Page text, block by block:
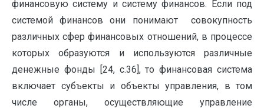
финансовую систему и систему финансов. Если под
системой финансов они понимают совокупность
различных сфер финансовых отношений, в процессе
которых образуются и используются различные
денежные фонды [24, с.36], то финансовая система
включает субъекты и объекты управления, в том
числе органы, осуществляющие управление